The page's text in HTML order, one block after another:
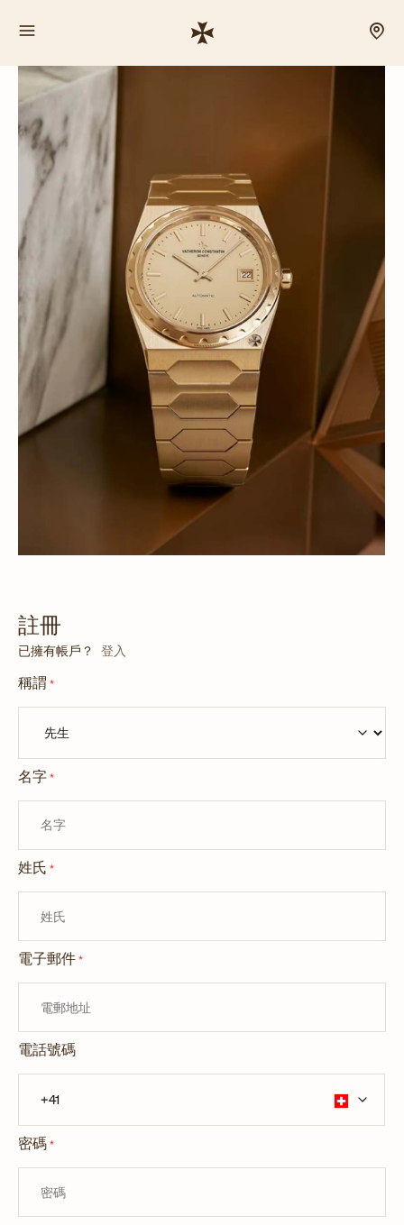
註冊
已擁有帳戶？ 登入
稱謂 *
名字 *
姓氏 *
電子郵件 *
電話號碼
密碼 *